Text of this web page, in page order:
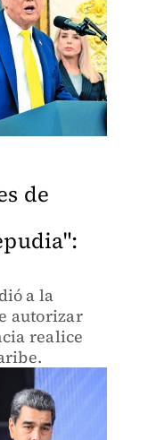
de
a la
autorizar
realice